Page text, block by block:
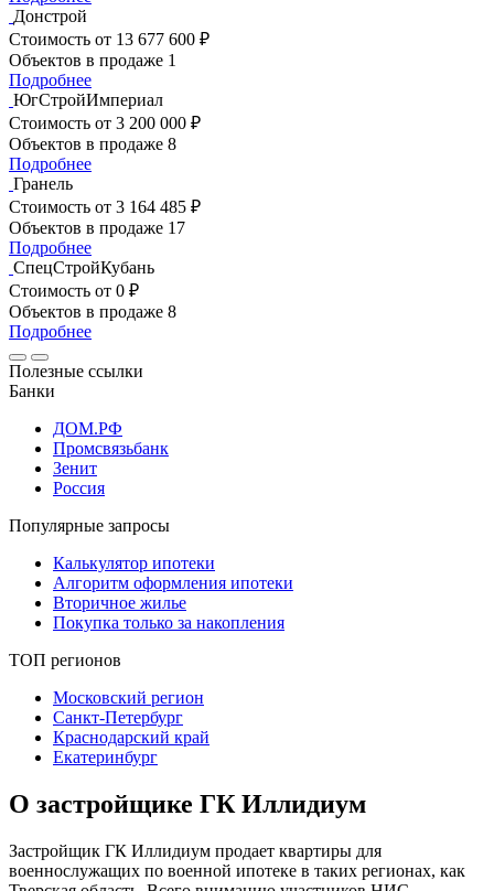
Донстрой
Стоимость от 13 677 600 ₽
Объектов в продаже 1
Подробнее
ЮгСтройИмпериал
Стоимость от 3 200 000 ₽
Объектов в продаже 8
Подробнее
Гранель
Стоимость от 3 164 485 ₽
Объектов в продаже 17
Подробнее
СпецСтройКубань
Стоимость от 0 ₽
Объектов в продаже 8
Подробнее
Полезные ссылки
Банки
ДОМ.РФ
Промсвязьбанк
Зенит
Россия
Популярные запросы
Калькулятор ипотеки
Алгоритм оформления ипотеки
Вторичное жилье
Покупка только за накопления
ТОП регионов
Московский регион
Санкт-Петербург
Краснодарский край
Екатеринбург
О застройщике ГК Иллидиум
Застройщик ГК Иллидиум продает квартиры для
военнослужащих по военной ипотеке в таких регионах, как